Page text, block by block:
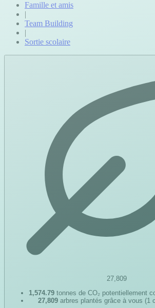
Famille et amis
|
Team Building
|
Sortie scolaire
27,809
1,574.79 tonnes de CO₂ potentiellement
27,809 arbres plantés grâce à vous (1